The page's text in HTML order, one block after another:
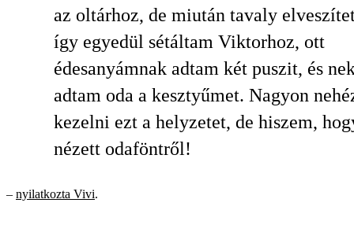
az oltárhoz, de miután tavaly
így egyedül sétáltam Viktorhoz, ott
édesanyámnak adtam két puszit, és
adtam oda a kesztyűmet. Nagyon
kezelni ezt a helyzetet, de hiszem,
nézett odaföntről!
– nyilatkozta Vivi.